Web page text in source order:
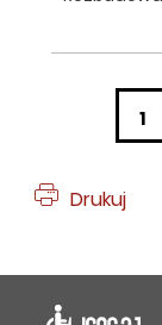
1
Drukuj